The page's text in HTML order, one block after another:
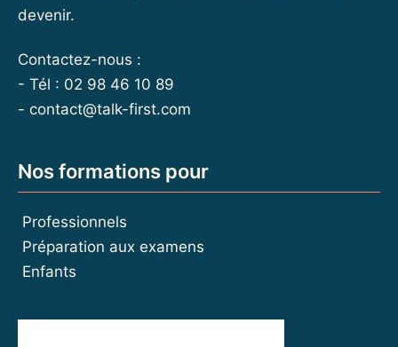
devenir.
Contactez-nous :
- Tél : 02 98 46 10 89
- contact@talk-first.com
Nos formations pour
Professionnels
Préparation aux examens
Enfants